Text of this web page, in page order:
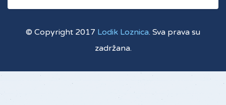
© Copyright 2017 Lodik Loznica. Sva prava su
zadržana.